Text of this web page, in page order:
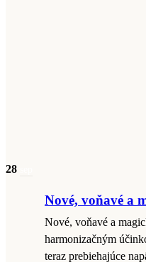
28
Nové, voňavé a
Nové, voňavé a
harmonizačným
teraz prebiehajúce